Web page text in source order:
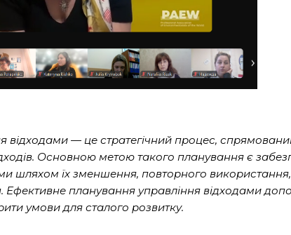
відходами — це стратегічний процес,
Основною метою такого планування є
шляхом їх зменшення, повторного
Ефективне планування управління відходами
умови для сталого розвитку.